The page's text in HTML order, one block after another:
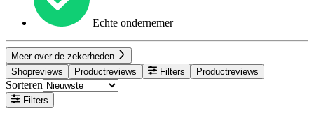
Echte ondernemer
Meer over de zekerheden
Shopreviews
Productreviews Filters Productreviews
Sorteren
Filters